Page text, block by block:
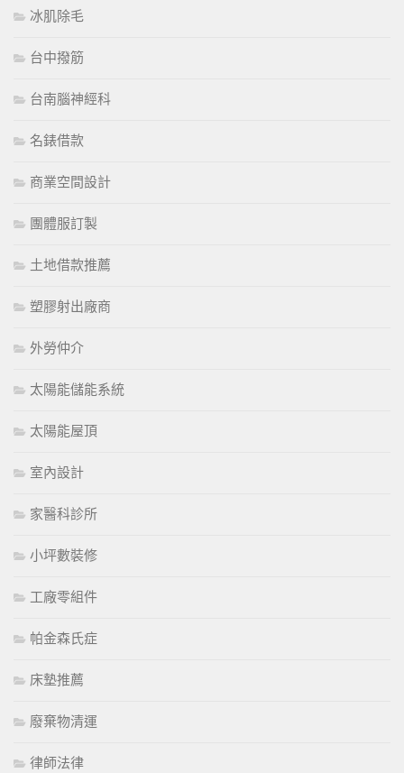
冰肌除毛
台中撥筋
台南腦神經科
名錶借款
商業空間設計
團體服訂製
土地借款推薦
塑膠射出廠商
外勞仲介
太陽能儲能系統
太陽能屋頂
室內設計
家醫科診所
小坪數裝修
工廠零組件
帕金森氏症
床墊推薦
廢棄物清運
律師法律